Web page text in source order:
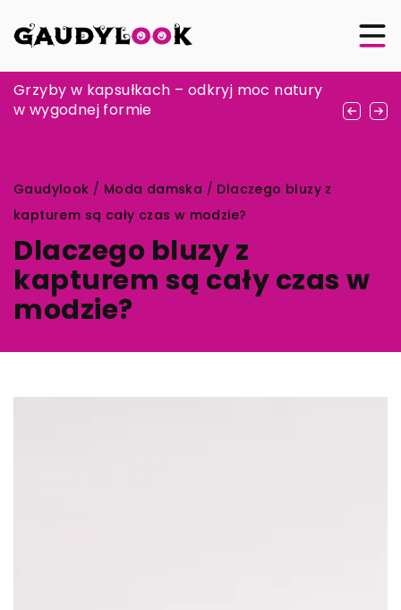
Jak wybrać idealną kreację na wyjątkowy
dzień jako druhna?
Grzyby w kapsułkach – odkryj moc natury
w wygodnej formie
Jak zioła i suplementy mogą wspomóc
twoje zdrowie według starożytnych
Gaudylook / Moda damska / Dlaczego bluzy z
kapturem są cały czas w modzie?
Dlaczego bluzy z
kapturem są cały czas w
modzie?